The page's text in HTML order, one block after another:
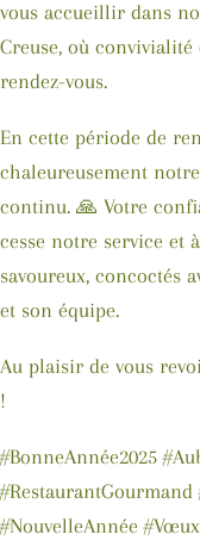
vous accueillir dans
Creuse, où
rendez-vous.
En cette période de
chaleureusement
continu. 🙏 Votre
cesse notre service et
savoureux, concoctés
et son équipe.
Au plaisir de vous
!
#BonneAnnée2025
#NouvelleAnnée